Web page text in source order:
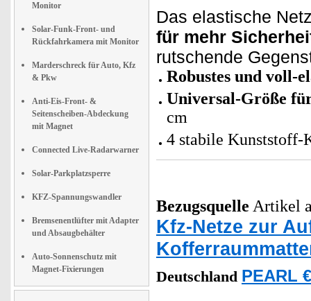
Monitor
Solar-Funk-Front- und
Rückfahrkamera mit Monitor
Marderschreck für Auto, Kfz
& Pkw
Anti-Eis-Front- &
Seitenscheiben-Abdeckung
mit Magnet
Connected Live-Radarwarner
Solar-Parkplatzsperre
KFZ-Spannungswandler
Bremsenentlüfter mit Adapter
und Absaugbehälter
Auto-Sonnenschutz mit
Magnet-Fixierungen
Das elastische
für mehr
rutschende
Robustes und voll-
Universal-Größe
cm
4 stabile Kunststoff-
Bezugsquelle Artikel
Kfz-Netze zur
Deutschland PEARL